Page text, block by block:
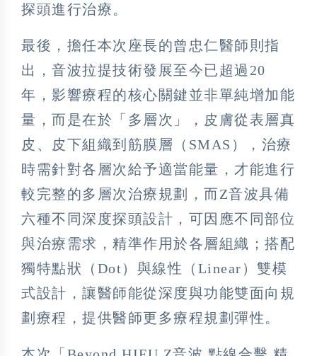
探頭進行治療。
最後，擔任本次座長的曾忠仁醫師則指
出，音波拉提技術發展至今已超過20
年，影響療程的核心關鍵並非單純增加能
量，而是在於「多層次」，皮膚從表層真
皮、皮下組織到筋膜層（SMAS），治療
時需針對各層次給予適當能量，才能進行
較完整的多層次治療規劃，而Z音波具備
六種不同深度探頭設計，可因應不同部位
與治療需求，精準作用於各層組織；搭配
獨特點狀（Dot）與線性（Linear）雙模
式設計，讓醫師能從深度與功能雙面向規
劃療程，提供醫師更多療程規劃彈性。